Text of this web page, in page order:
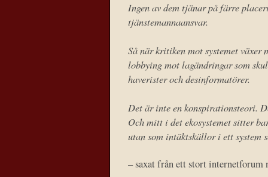
Ingen av dem tjänar på färre
tjänstemannaansvar.
Så när kritiken mot systemet
lobbying mot lagändringar som
haverister och desinformatörer.
Det är inte en konspirationsteori.
Och mitt i det ekosystemet sitter
utan som intäktskällor i ett system
– saxat från ett stort internetforum